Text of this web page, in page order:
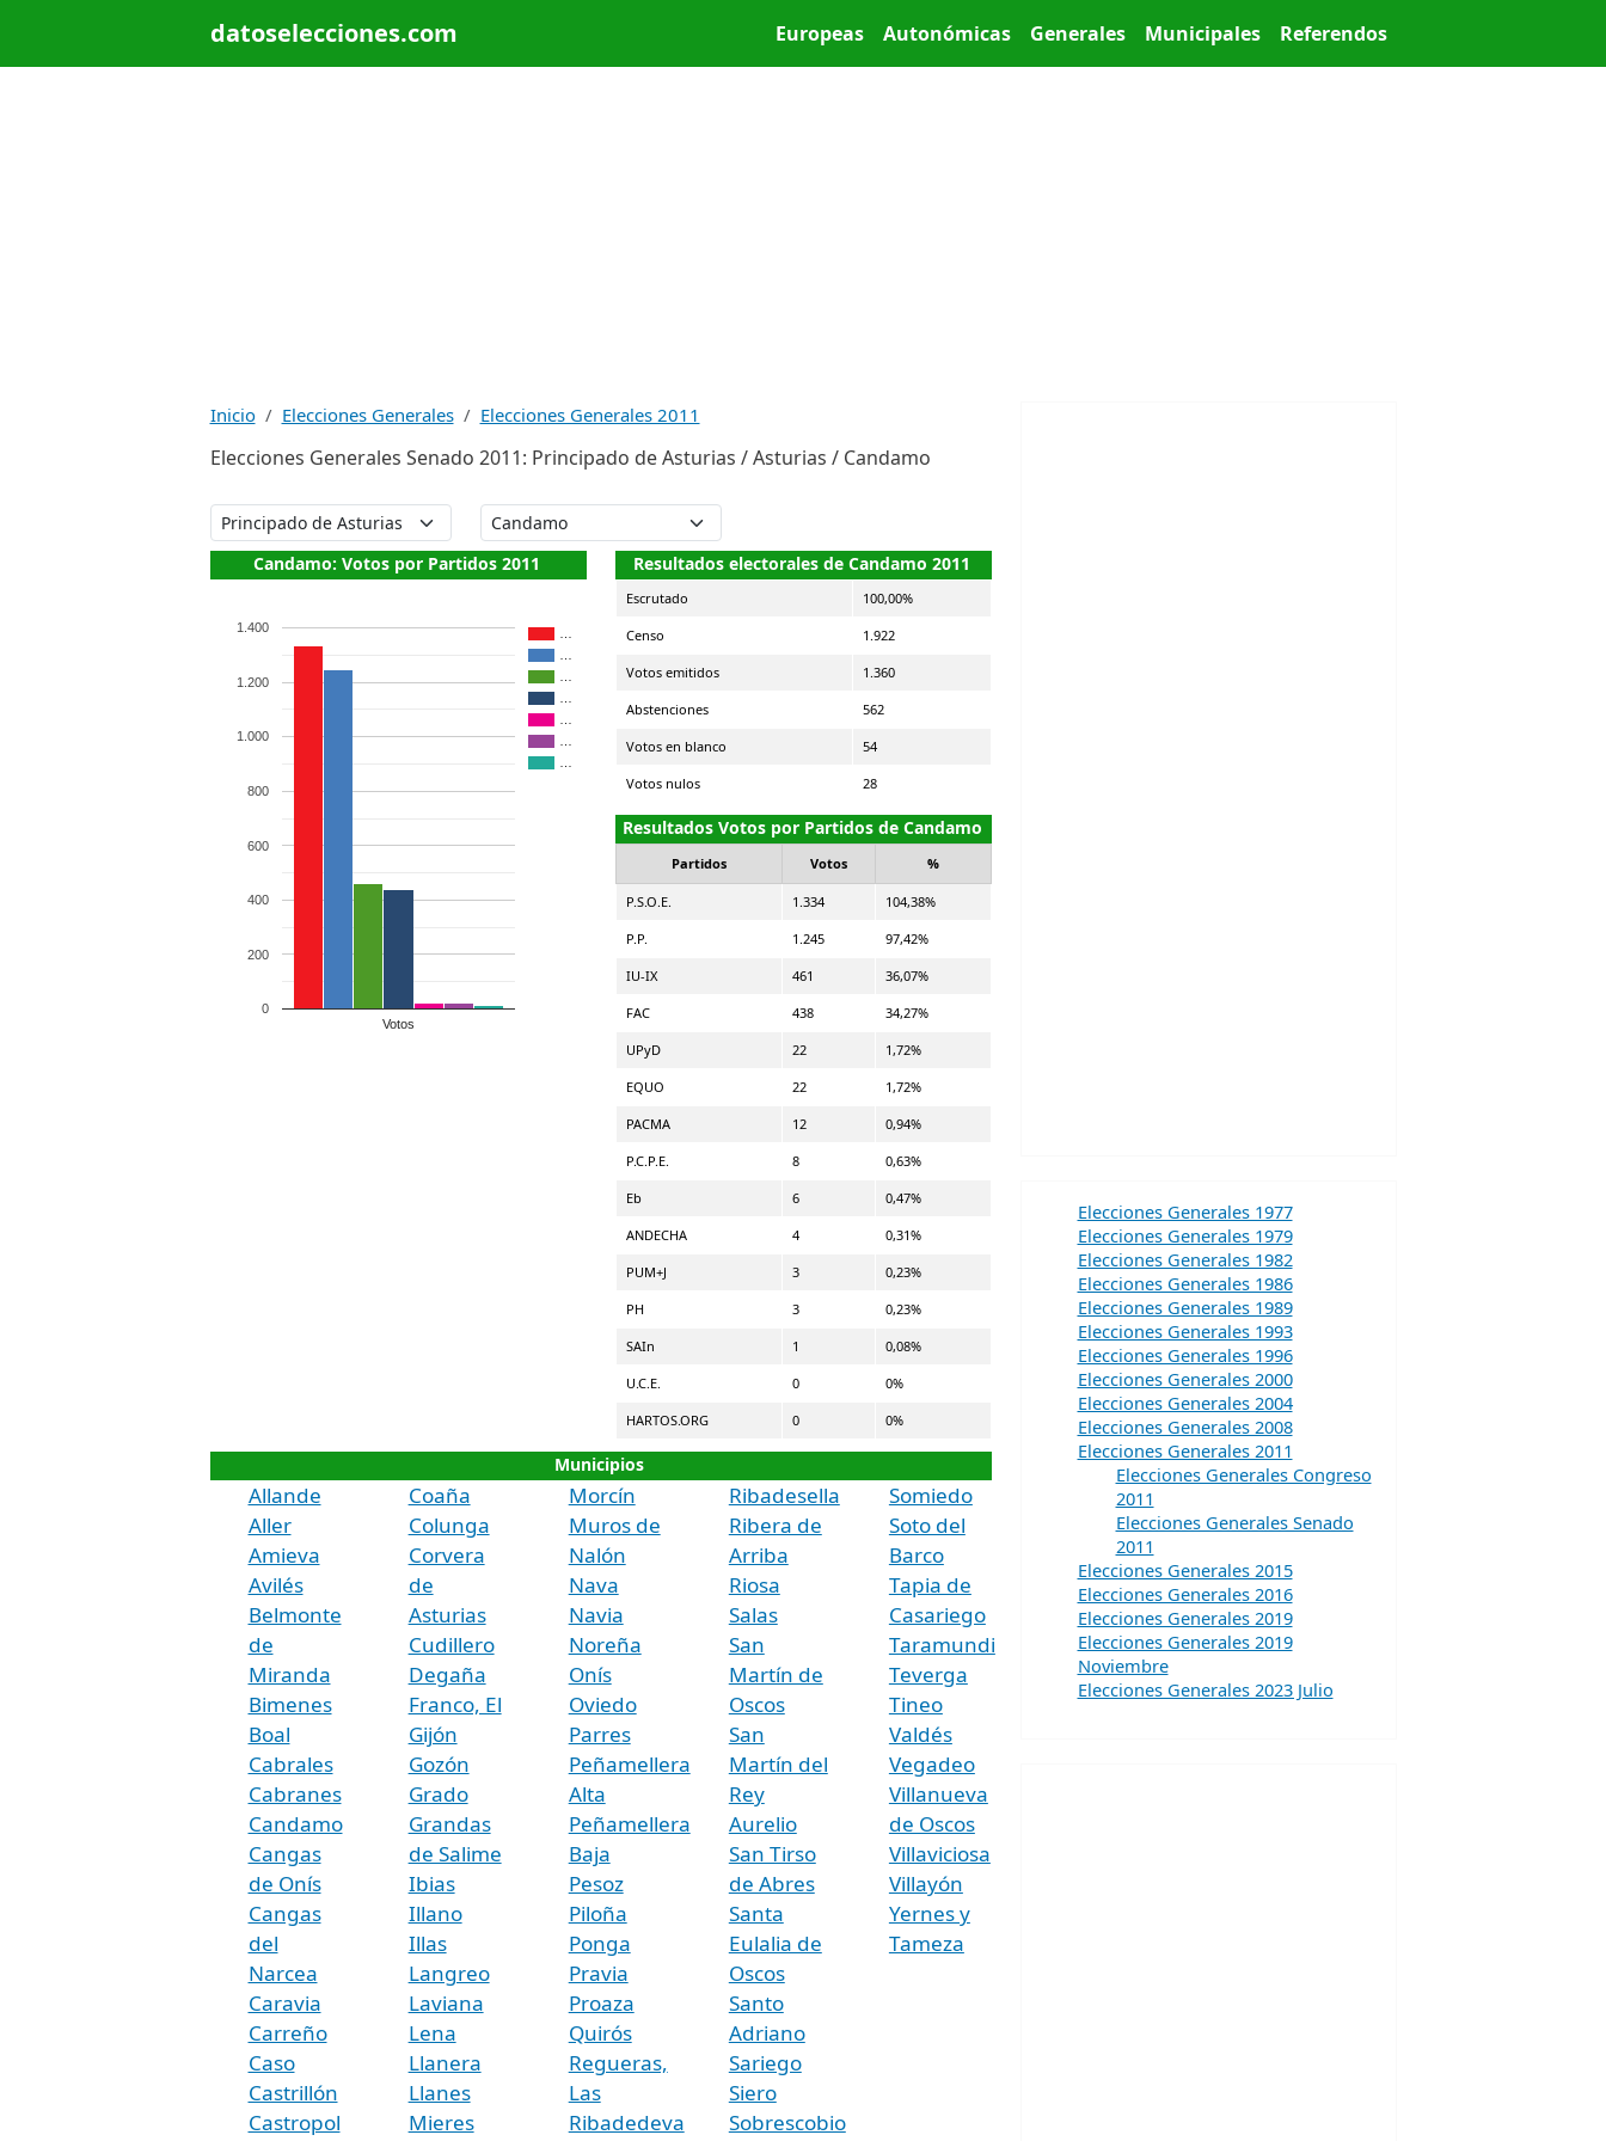
datoselecciones.com Main menu
Europeas Autonómicas Generales Municipales Referendos
Inicio Elecciones Generales Elecciones Generales 2011
Elecciones Generales Senado 2011: Principado de Asturias / Asturias / Candamo
Candamo: Votos por Partidos 2011
Votos
0
200
400
600
800
1.000
1.200
1.400
Resultados electorales de Candamo 2011
Escrutado 100,00%
Censo 1.922
Votos emitidos 1.360
Abstenciones 562
Votos en blanco 54
Votos nulos 28
Resultados Votos por Partidos de Candamo
Partidos Votos %
P.S.O.E. 1.334 104,38%
P.P. 1.245 97,42%
IU-IX 461 36,07%
FAC 438 34,27%
UPyD 22 1,72%
EQUO 22 1,72%
PACMA 12 0,94%
P.C.P.E. 8 0,63%
Eb 6 0,47%
ANDECHA 4 0,31%
PUM+J 3 0,23%
PH 3 0,23%
SAIn 1 0,08%
U.C.E. 0 0%
HARTOS.ORG 0 0%
Municipios
Allande
Aller
Amieva
Avilés
Belmonte
de
Miranda
Bimenes
Boal
Cabrales
Cabranes
Candamo
Cangas
de Onís
Cangas
del
Narcea
Caravia
Carreño
Caso
Castrillón
Castropol
Coaña
Colunga
Corvera
de
Asturias
Cudillero
Degaña
Franco, El
Gijón
Gozón
Grado
Grandas
de Salime
Ibias
Illano
Illas
Langreo
Laviana
Lena
Llanera
Llanes
Mieres
Morcín
Muros de
Nalón
Nava
Navia
Noreña
Onís
Oviedo
Parres
Peñamellera
Alta
Peñamellera
Baja
Pesoz
Piloña
Ponga
Pravia
Proaza
Quirós
Regueras,
Las
Ribadedeva
Ribadesella
Ribera de
Arriba
Riosa
Salas
San
Martín de
Oscos
San
Martín del
Rey
Aurelio
San Tirso
de Abres
Santa
Eulalia de
Oscos
Santo
Adriano
Sariego
Siero
Sobrescobio
Somiedo
Soto del
Barco
Tapia de
Casariego
Taramundi
Teverga
Tineo
Valdés
Vegadeo
Villanueva
de Oscos
Villaviciosa
Villayón
Yernes y
Tameza
Elecciones Generales 1977
Elecciones Generales 1979
Elecciones Generales 1982
Elecciones Generales 1986
Elecciones Generales 1989
Elecciones Generales 1993
Elecciones Generales 1996
Elecciones Generales 2000
Elecciones Generales 2004
Elecciones Generales 2008
Elecciones Generales 2011
Elecciones Generales Congreso
2011
Elecciones Generales Senado
2011
Elecciones Generales 2015
Elecciones Generales 2016
Elecciones Generales 2019
Elecciones Generales 2019
Noviembre
Elecciones Generales 2023 Julio